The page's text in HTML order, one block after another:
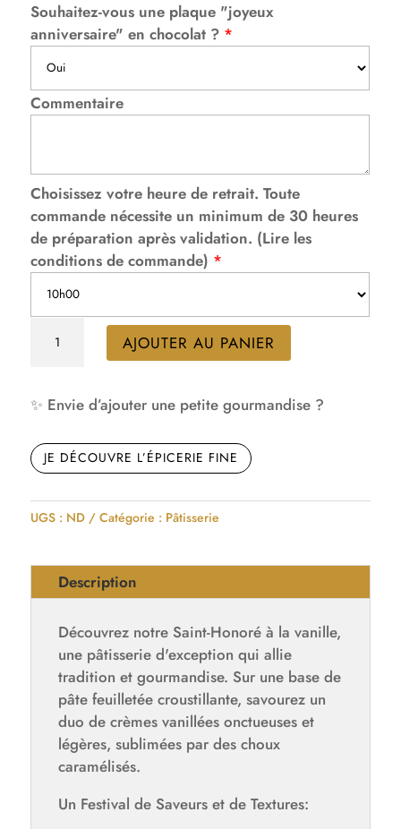
Souhaitez-vous une plaque "joyeux
anniversaire" en chocolat ? *
Commentaire
Choisissez votre heure de retrait. Toute
commande nécessite un minimum de 30 heures
de préparation après validation. (Lire les
conditions de commande) *
St
honoré
AJOUTER AU PANIER
✨ Envie d’ajouter une petite gourmandise ?
JE DÉCOUVRE L’ÉPICERIE FINE
UGS : ND Catégorie : Pâtisserie
Description
Découvrez notre Saint-Honoré à la vanille,
une pâtisserie d'exception qui allie
tradition et gourmandise. Sur une base de
pâte feuilletée croustillante, savourez un
duo de crèmes vanillées onctueuses et
légères, sublimées par des choux
caramélisés.
Un Festival de Saveurs et de Textures: